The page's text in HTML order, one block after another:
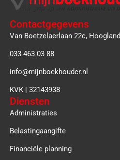
Contactgegevens
Van Boetzelaerlaan 22c, Hoogland
033 463 03 88
info@mijnboekhouder.nl
KVK | 32143938
Diensten
Administraties
Belastingaangifte
Financiële planning